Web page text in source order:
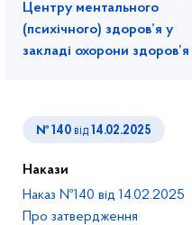
Центру ментального
(психічного) здоров’я у
закладі охорони здоров’я
№ 140 від 14.02.2025
Накази
Наказ №140 від 14.02.2025
Про затвердження